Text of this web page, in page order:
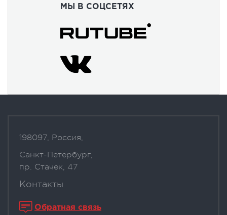
МЫ В СОЦСЕТЯХ
198097, Россия,
Санкт-Петербург,
пр. Стачек, 47
Контакты
Обратная связь